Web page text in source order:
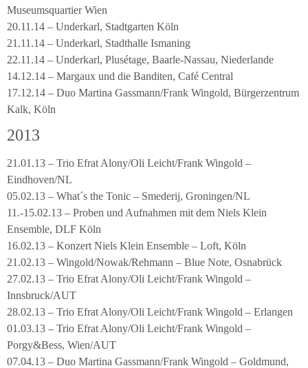
Museumsquartier Wien
20.11.14 – Underkarl, Stadtgarten Köln
21.11.14 – Underkarl, Stadthalle Ismaning
22.11.14 – Underkarl, Plusétage, Baarle-Nassau, Niederlande
14.12.14 – Margaux und die Banditen, Café Central
17.12.14 – Duo Martina Gassmann/Frank Wingold, Bürgerzentrum
Kalk, Köln
2013
21.01.13 – Trio Efrat Alony/Oli Leicht/Frank Wingold –
Eindhoven/NL
05.02.13 – What´s the Tonic – Smederij, Groningen/NL
11.-15.02.13 – Proben und Aufnahmen mit dem Niels Klein
Ensemble, DLF Köln
16.02.13 – Konzert Niels Klein Ensemble – Loft, Köln
21.02.13 – Wingold/Nowak/Rehmann – Blue Note, Osnabrück
27.02.13 – Trio Efrat Alony/Oli Leicht/Frank Wingold –
Innsbruck/AUT
28.02.13 – Trio Efrat Alony/Oli Leicht/Frank Wingold – Erlangen
01.03.13 – Trio Efrat Alony/Oli Leicht/Frank Wingold –
Porgy&Bess, Wien/AUT
07.04.13 – Duo Martina Gassmann/Frank Wingold – Goldmund,